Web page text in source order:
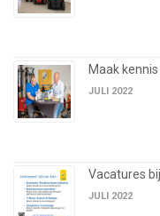
Maak
JULI 2022
Vacatures
JULI 2022